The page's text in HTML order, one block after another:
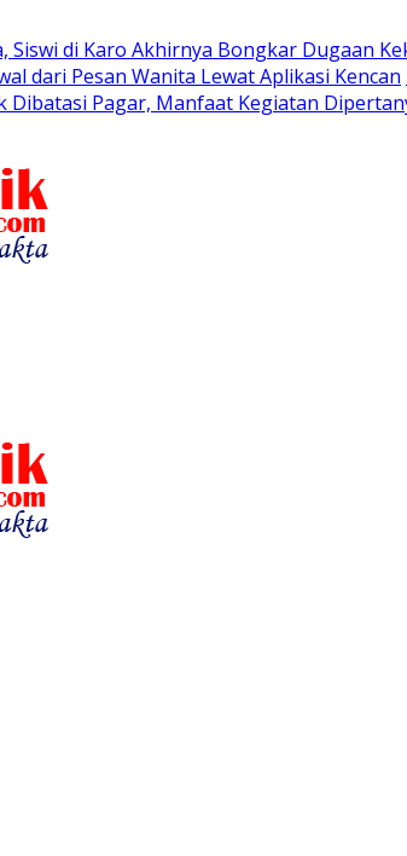
Siswi di Karo Akhirnya Bongkar Dugaan
dari Pesan Wanita Lewat Aplikasi Kencan
Dibatasi Pagar, Manfaat Kegiatan